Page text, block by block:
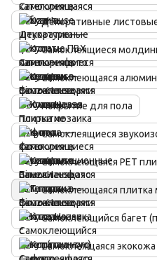
Декоративные
Самоклеящиеся
Самоклеющаяся
Покрытие для пола
Самоклеящиеся
Самоклеющаяся PET
Самоклеющийся багет
Самоклеящаяся экокожа